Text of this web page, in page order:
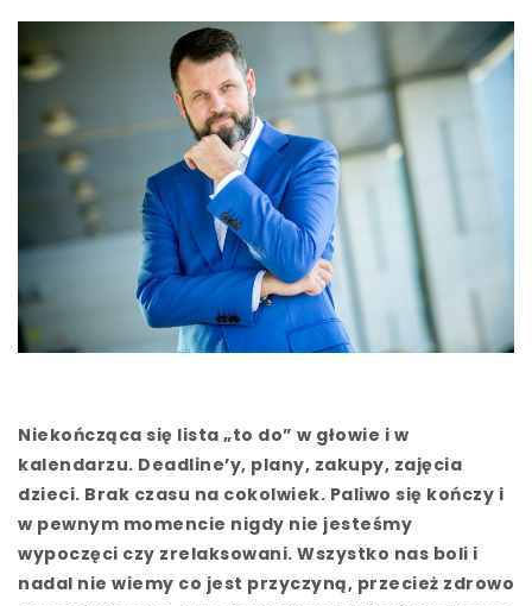
Niekończąca się lista „to do” w głowie i w
kalendarzu. Deadline’y, plany, zakupy, zajęcia
dzieci. Brak czasu na cokolwiek. Paliwo się kończy i
w pewnym momencie nigdy nie jesteśmy
wypoczęci czy zrelaksowani. Wszystko nas boli i
nadal nie wiemy co jest przyczyną, przecież zdrowo